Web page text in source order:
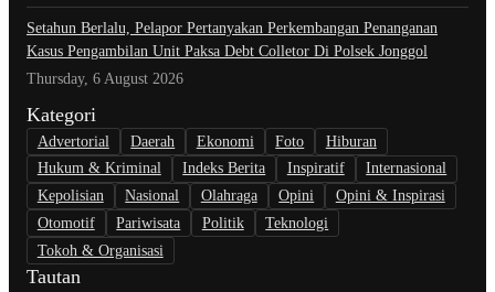
Setahun Berlalu, Pelapor Pertanyakan Perkembangan Penanganan
Kasus Pengambilan Unit Paksa Debt Colletor Di Polsek Jonggol
Thursday, 6 August 2026
Kategori
Advertorial Daerah Ekonomi Foto
Hiburan
Hukum & Kriminal
Indeks Berita Inspiratif
Internasional
Kepolisian
Nasional Olahraga Opini
Opini & Inspirasi
Otomotif
Pariwisata Politik
Teknologi
Tokoh & Organisasi
Tautan